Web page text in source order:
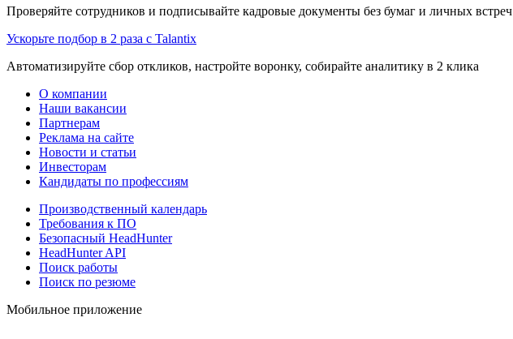
Проверяйте сотрудников и подписывайте кадровые документы без бумаг и личных встреч
Ускорьте подбор в 2 раза с Talantix
Автоматизируйте сбор откликов, настройте воронку, собирайте аналитику в 2 клика
О компании
Наши вакансии
Партнерам
Реклама на сайте
Новости и статьи
Инвесторам
Кандидаты по профессиям
Производственный календарь
Требования к ПО
Безопасный HeadHunter
HeadHunter API
Поиск работы
Поиск по резюме
Мобильное приложение